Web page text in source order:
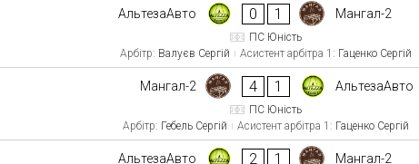
АльтезаАвто 0 1 Мангал-2
ПС Юність
Арбітр: Валуєв Сергій Асистент арбітра 1: Гаценко Сергій
Мангал-2 4 1 АльтезаАвто
ПС Юність
Арбітр: Гебель Сергій Асистент арбітра 1: Гаценко Сергій
АльтезаАвто 2 1 Мангал-2